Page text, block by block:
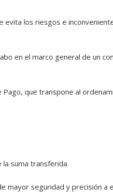
evita los riesgos e
en el marco general de un
que transpone al
la suma transferida.
mayor seguridad y precisión a